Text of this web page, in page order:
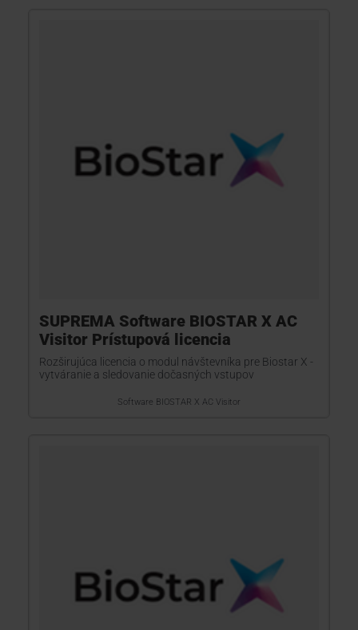
SUPREMA Software BIOSTAR X AC
Visitor Prístupová licencia
Rozširujúca licencia o modul návštevníka pre Biostar X -
vytváranie a sledovanie dočasných vstupov
Software BIOSTAR X AC Visitor